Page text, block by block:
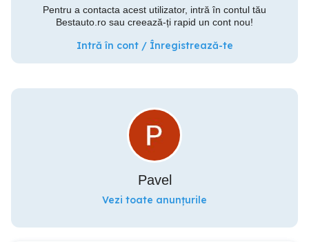
Pentru a contacta acest utilizator, intră în contul tău
Bestauto.ro sau creează-ți rapid un cont nou!
Intră în cont / Înregistrează-te
Pavel
Vezi toate anunțurile